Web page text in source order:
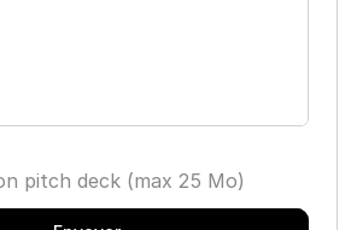
pitch deck (max 25 Mo)